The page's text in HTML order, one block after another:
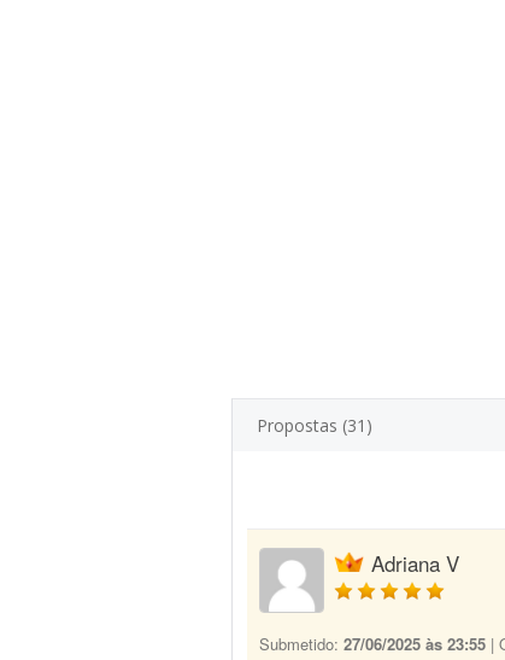
Propostas (31)
Adriana V
Submetido: 27/06/2025 às 23:55 |